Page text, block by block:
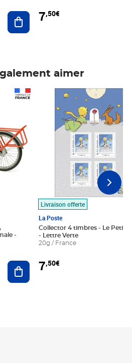
Ajouter au panier
7,50€
aimer
Ajouter au panier
Livraison offerte
La Poste
Collector 4 timbres - Le Petit
- Lettre Verte
20g / France
7,50€
Prix 7,50€